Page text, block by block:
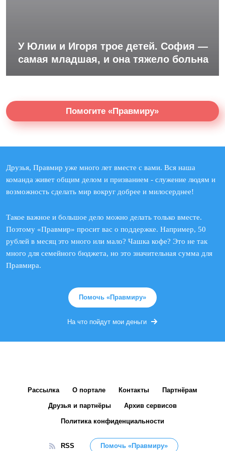
У Юлии и Игоря трое детей. София —
самая младшая, и она тяжело больна
Помогите «Правмиру»
Друзья, Правмир уже много лет вместе с вами. Вся наша
команда живет общим делом и призванием - служение людям и
возможность сделать мир вокруг добрее и милосерднее!
Такое важное и большое дело можно делать только вместе.
Поэтому «Правмир» просит вас о поддержке. Например, 50
рублей в месяц это много или мало? Чашка кофе? Это не так
много для семейного бюджета, но это значительная сумма для
Правмира.
Помочь «Правмиру»
На что пойдут мои деньги
Рассылка О портале Контакты Партнёрам
Друзья и партнёры Архив сервисов
Политика конфиденциальности
RSS Помочь «Правмиру»